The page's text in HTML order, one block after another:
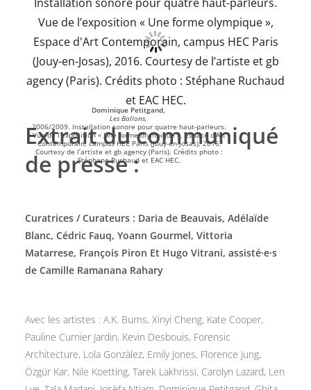
Dominique Petitgand,
Les Ballons,
2006/2009. Installation sonore pour quatre haut-parleurs.
Vue de l’exposition « Une forme olympique », Espace d’Art
Contemporain, campus HEC Paris (Jouy-en-Josas), 2016.
Courtesy de l’artiste et gb agency (Paris). Crédits photo :
Stéphane Ruchaud et EAC HEC.
Extrait du communiqué
de presse :
Curatrices / Curateurs : Daria de Beauvais, Adélaïde
Blanc, Cédric Fauq, Yoann Gourmel, Vittoria
Matarrese, François Piron Et Hugo Vitrani, assisté·e·s
de Camille Ramanana Rahary
Avec les artistes : A.K. Burns, Xinyi Cheng, Kate Cooper,
Pauline Curnier Jardin, Kevin Desbouis, Forensic
Architecture, Lola Gonzàlez, Emily Jones, Florence Jung,
Özgür Kar, Nile Koetting, Tarek Lakhrissi, Carolyn Lazard, Len